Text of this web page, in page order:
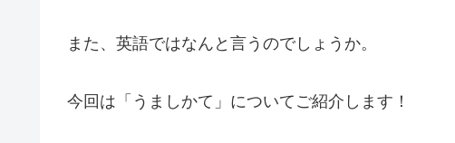
また、英語ではなんと言うのでしょうか。
今回は「うましかて」についてご紹介します！